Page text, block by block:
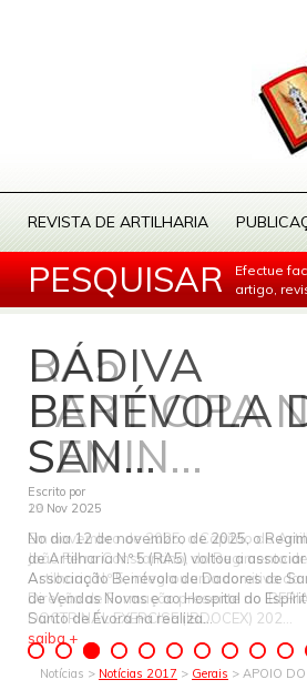
REVISTA DE ARTILHARIA
PESQUISAR
Efectue
artigo,
DÁDIVA
BENÉVOLA
SAN...
Escrito por
20 Nov 2025
No dia 12 de novembro de 2025, o
de Artilharia N.º 5 (RA5) voltou a
Associação Benévola de Dadores de
de Vendas Novas e ao Hospital do
Santo de Évora na realiza...
saiba +
RA5
PARTICIPA
SEMIN...
Escrito por
19 Nov 2025
Em novembro de 2025, o Capitão de
João Ferro Constantino, do Regimento de
Artilharia N.º 5, integrou uma comitiva da
Direção de Formação presente no
DOCTRINAL EXERCISE (IBDOCEX) 202...
saiba +
Notícias > Notícias 2017 > Gerais > APOIO